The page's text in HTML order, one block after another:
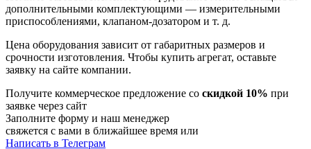
дополнительными комплектующими — измерительными
приспособлениями, клапаном-дозатором и т. д.
Цена оборудования зависит от габаритных размеров и
срочности изготовления. Чтобы купить агрегат, оставьте
заявку на сайте компании.
Получите коммерческое предложение со скидкой 10% при
заявке через сайт
Заполните форму и наш менеджер
свяжется с вами в ближайшее время или
Написать в Телеграм